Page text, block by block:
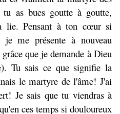
as bues goutte à goutte,
lie. Pensant à ton cœur si
je me présente à nouveau
que je demande à Dieu
Tu sais ce que signifie la
le martyre de l'âme! J'ai
Je sais que tu viendras à
ces temps si douloureux